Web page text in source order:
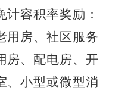
计容积率奖励：
用房、社区服务
房、配电房、开
、小型或微型消